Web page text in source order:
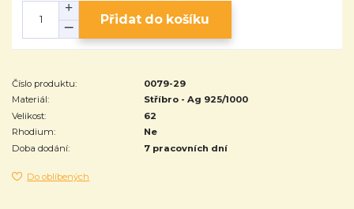
Přidat do košíku
Číslo produktu:
0079-29
Materiál:
Stříbro - Ag 925/1000
Velikost:
62
Rhodium:
Ne
Doba dodání:
7 pracovních dní
Do oblíbených